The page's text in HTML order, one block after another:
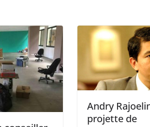
Andry
projette de